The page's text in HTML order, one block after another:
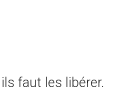
faut les libérer.